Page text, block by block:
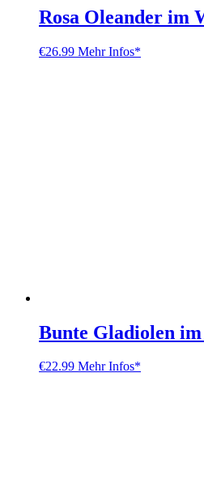
Rosa Oleander im
€26.99 Mehr Infos*
Bunte Gladiolen
€22.99 Mehr Infos*